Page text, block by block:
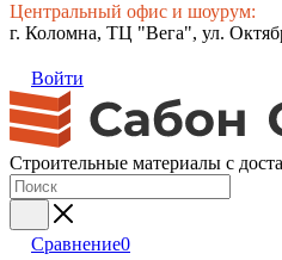
Центральный офис и шоурум:
г. Коломна, ТЦ "Вега", ул.
Войти
Строительные материалы с
Сравнение0